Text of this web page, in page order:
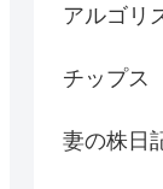
アルゴリ
チップス
妻の株日